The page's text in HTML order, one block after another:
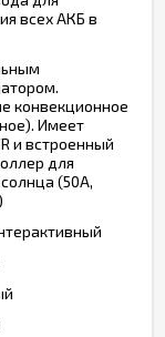
всех АКБ в
конвекционное
Имеет
и встроенный
для
(50А,